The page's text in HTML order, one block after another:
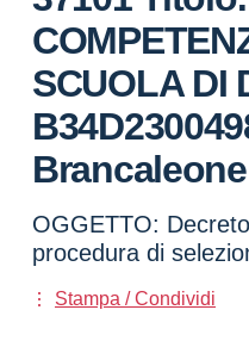
SCUOLA DI
OGGETTO:
procedura di
Stampa / Condividi